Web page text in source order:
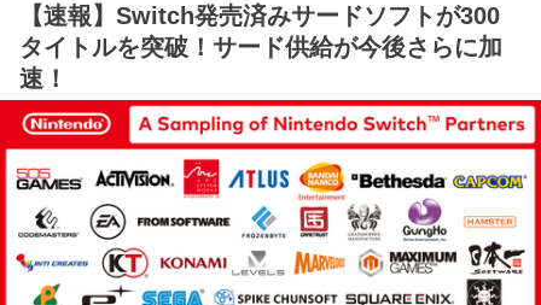
【速報】Switch発売済みサードソフトが300
タイトルを突破！サード供給が今後さらに加
速！